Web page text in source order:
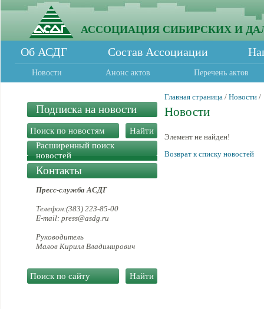
АССОЦИАЦИЯ СИБИРСКИХ И
Об АСДГ Состав Ассоциации
Новости Анонс актов Перечень актов
Подписка на новости
Расширенный поиск
новостей
Контакты
Пресс-служба АСДГ
Телефон:(383) 223-85-00
E-mail: press@asdg.ru
Руководитель
Малов Кирилл Владимирович
Главная страница / Новости /
Новости
Элемент не найден!
Возврат к списку новостей